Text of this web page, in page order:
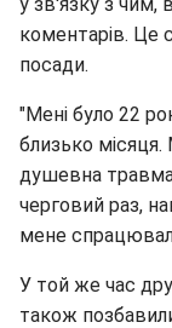
коментарів. Це
посади.
"Мені було 22
близько
душевна
черговий раз,
мене
У той же час
також